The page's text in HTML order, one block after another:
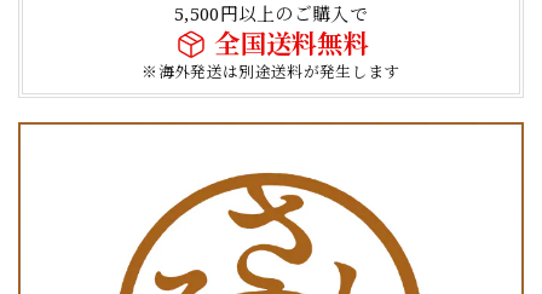
5,500円以上のご購入で
全国送料無料
※海外発送は別途送料が発生します